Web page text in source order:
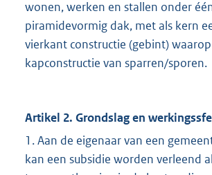
wonen, werken en stallen onder
piramidevormig dak, met als kern
vierkant constructie (gebint)
kapconstructie van sparren/sporen.
Artikel 2. Grondslag en
1. Aan de eigenaar van een
kan een subsidie worden verleend